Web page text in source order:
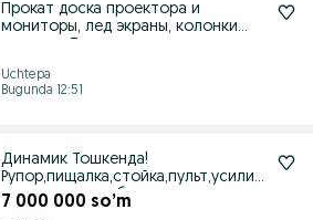
Прокат доска проектора и
мониторы, лед экраны, колонки
Uchtepa
Bugunda 12:51
Динамик Тошкенда!
Рупор,пищалка,стойка,пульт,усилит
ель,корпус лар бор
7 000 000 so’m